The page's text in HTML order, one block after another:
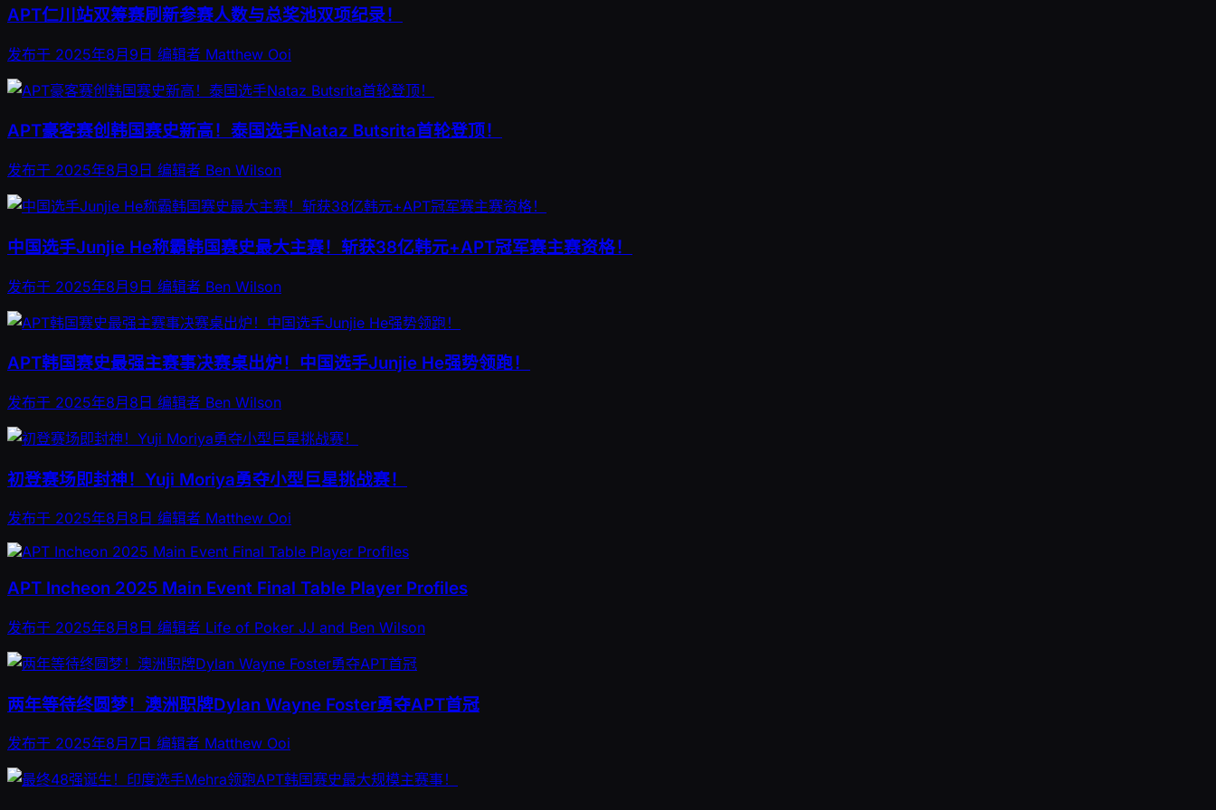
APT仁川站双筹赛刷新参赛人数与总奖池双项纪录！
发布于 2025年8月9日 编辑者 Matthew Ooi
APT豪客赛创韩国赛史新高！泰国选手Nataz Butsrita首轮登顶！
发布于 2025年8月9日 编辑者 Ben Wilson
中国选手Junjie He称霸韩国赛史最大主赛！斩获38亿韩元+APT冠军赛主赛资格！
发布于 2025年8月9日 编辑者 Ben Wilson
APT韩国赛史最强主赛事决赛桌出炉！中国选手Junjie He强势领跑！
发布于 2025年8月8日 编辑者 Ben Wilson
初登赛场即封神！Yuji Moriya勇夺小型巨星挑战赛！
发布于 2025年8月8日 编辑者 Matthew Ooi
APT Incheon 2025 Main Event Final Table Player Profiles
发布于 2025年8月8日 编辑者 Life of Poker JJ and Ben Wilson
两年等待终圆梦！澳洲职牌Dylan Wayne Foster勇夺APT首冠
发布于 2025年8月7日 编辑者 Matthew Ooi